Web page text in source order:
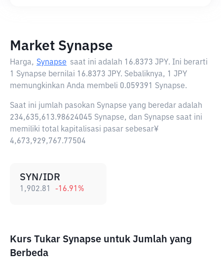
Market Synapse
Harga, Synapse saat ini adalah 16.8373 JPY. Ini berarti
1 Synapse bernilai 16.8373 JPY. Sebaliknya, 1 JPY
memungkinkan Anda membeli 0.059391 Synapse.
Saat ini jumlah pasokan Synapse yang beredar adalah
234,635,613.98624045 Synapse, dan Synapse saat ini
memiliki total kapitalisasi pasar sebesar¥
4,673,929,767.77504
SYN/IDR
1,902.81 -16.91 %
Kurs Tukar Synapse untuk Jumlah yang
Berbeda